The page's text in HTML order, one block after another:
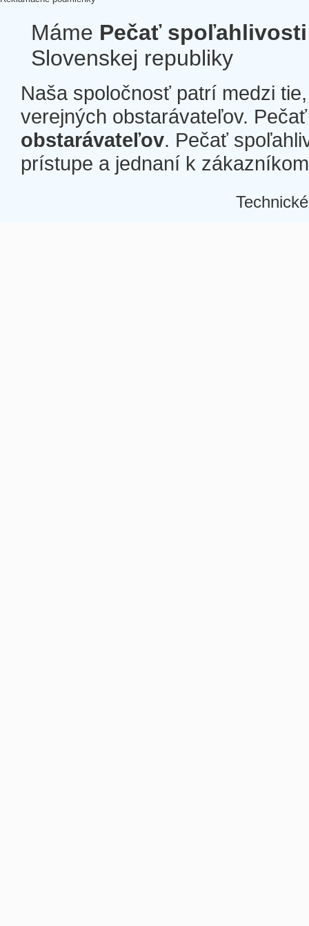
Máme Pečať spoľahlivosti
Slovenskej republiky
Naša spoločnosť patrí medzi
verejných obstarávateľov.
obstarávateľov. Pečať
prístupe a jednaní k